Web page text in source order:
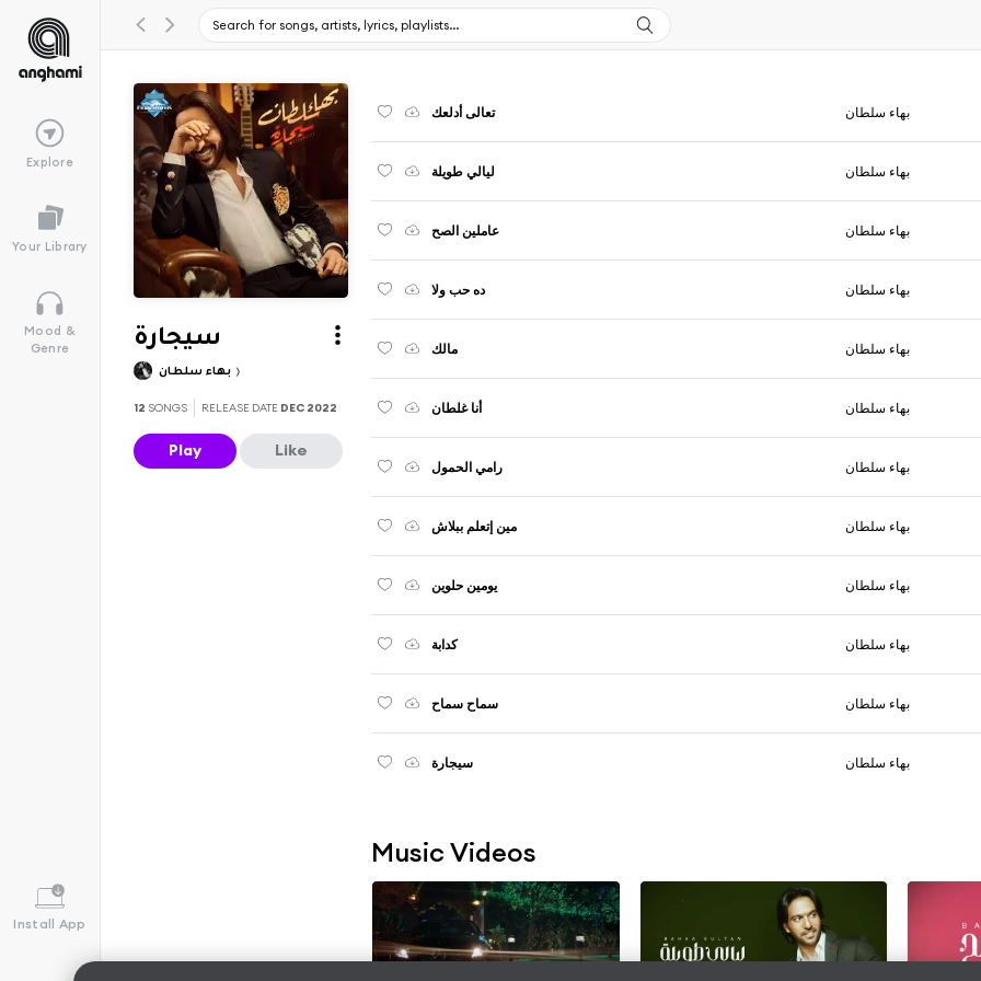
Explore
Your Library
Mood &
Genre
Install App
سيجارة
12 SONGS RELEASE DATE DEC 2022
Play Like
تعالى أدلعك بهاء سلطان
ليالي طويلة بهاء سلطان
عاملين الصح بهاء سلطان
ده حب ولا بهاء سلطان
مالك بهاء سلطان
أنا غلطان بهاء سلطان
رامي الحمول بهاء سلطان
مين إتعلم ببلاش بهاء سلطان
يومين حلوين بهاء سلطان
كدابة بهاء سلطان
سماح سماح بهاء سلطان
سيجارة بهاء سلطان
Music Videos